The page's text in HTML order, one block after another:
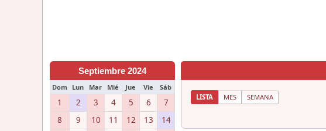
Septiembre 2024
Dom Lun Mar Mié Jue Vie Sáb
1 2 3 4 5 6
7
8
9 10 11 12 13
14
LISTA MES SEMANA